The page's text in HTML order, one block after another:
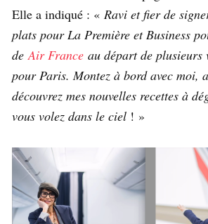
Elle a indiqué : « Ravi et fier de
plats pour La Première et Business
deAir France au départ de plusieurs
pour Paris. Montez à bord avec moi,
découvrez mes nouvelles recettes à
vous volez dans le ciel ! »